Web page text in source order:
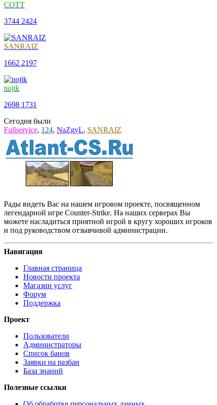
COTT
3744 2424
SANRAIZ
1662 2197
nojik
2698 1731
Сегодня были
Fullservice, 124, NaZgyL, SANRAIZ
Рады видеть Вас на нашем игровом проекте, посвященном
легендарной игре Counter-Strike. На наших серверах Вы
можете насладиться приятной игрой в кругу хороших игроков
и под руководством отзывчивой администрации.
Навигация
Главная страница
Новости проекта
Магазин услуг
Форум
Поддержка
Проект
Пользователи
Администраторы
Список банов
Заявки на разбан
База знаний
Полезные ссылки